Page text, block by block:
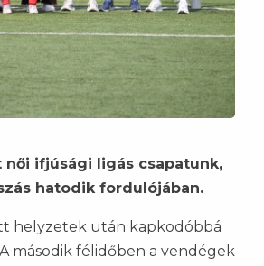
ifjúsági ligás csapatunk,
hatodik fordulójában.
helyzetek után kapkodóbbá
második félidőben a vendégek